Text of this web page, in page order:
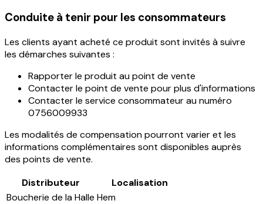
Conduite à tenir pour les consommateurs
Les clients ayant acheté ce produit sont invités à suivre
les démarches suivantes :
Rapporter le produit au point de vente
Contacter le point de vente pour plus d'informations
Contacter le service consommateur au numéro
0756009933
Les modalités de compensation pourront varier et les
informations complémentaires sont disponibles auprès
des points de vente.
Distributeur
Localisation
Boucherie de la Halle Hem